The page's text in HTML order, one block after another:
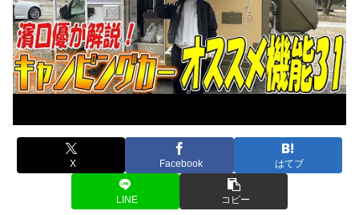
X Facebook はてブ
LINE コピー